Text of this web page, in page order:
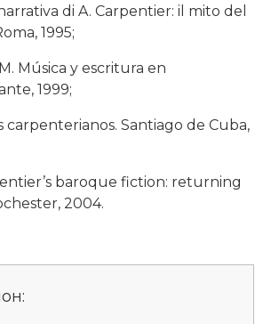
di A. Carpentier: il mito del
1995;
Música y escritura en
1999;
carpenterianos. Santiago de Cuba,
baroque fiction: returning
2004.